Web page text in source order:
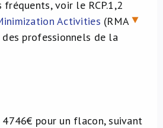
voir le RCP.1,2
Activities (RMA
professionnels de la
pour un flacon, suivant